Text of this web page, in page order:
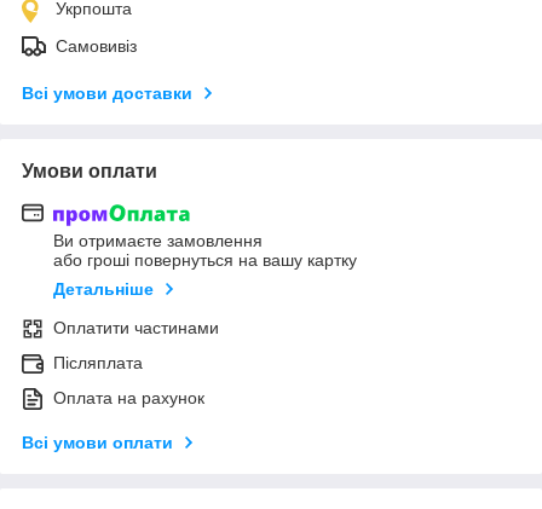
Укрпошта
Самовивіз
Всі умови доставки
Умови оплати
Ви отримаєте замовлення
або гроші повернуться на вашу картку
Детальніше
Оплатити частинами
Післяплата
Оплата на рахунок
Всі умови оплати